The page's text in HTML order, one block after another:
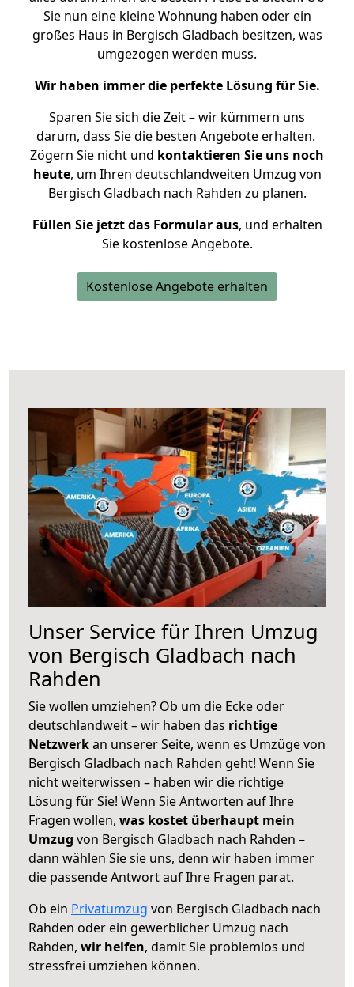
Sie nun eine kleine Wohnung haben oder ein
großes Haus in Bergisch Gladbach besitzen, was
umgezogen werden muss.
Wir haben immer die perfekte Lösung für Sie.
Sparen Sie sich die Zeit – wir kümmern uns
darum, dass Sie die besten Angebote erhalten.
Zögern Sie nicht und kontaktieren Sie uns noch
heute, um Ihren deutschlandweiten Umzug von
Bergisch Gladbach nach Rahden zu planen.
Füllen Sie jetzt das Formular aus, und erhalten
Sie kostenlose Angebote.
Kostenlose Angebote erhalten
Unser Service für Ihren Umzug
von Bergisch Gladbach nach
Rahden
Sie wollen umziehen? Ob um die Ecke oder
deutschlandweit – wir haben das richtige
Netzwerkan unserer Seite, wenn es Umzüge von
Bergisch Gladbach nach Rahden geht! Wenn Sie
nicht weiterwissen – haben wir die richtige
Lösung für Sie! Wenn Sie Antworten auf Ihre
Fragen wollen, was kostet überhaupt mein
Umzug von Bergisch Gladbach nach Rahden –
dann wählen Sie sie uns, denn wir haben immer
die passende Antwort auf Ihre Fragen parat.
Ob ein Privatumzug von Bergisch Gladbach nach
Rahden oder ein gewerblicher Umzug nach
Rahden, wir helfen, damit Sie problemlos und
stressfrei umziehen können.